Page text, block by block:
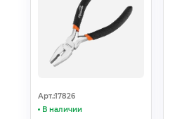
Арт.:17826
В наличии